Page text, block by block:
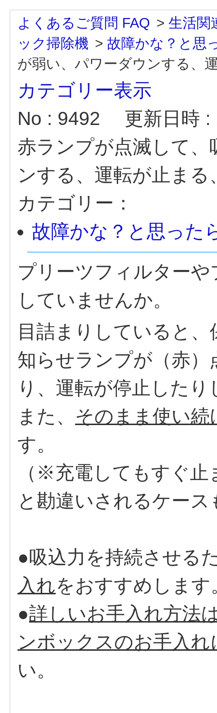
よくあるご質問 FAQ > 生活関
ック掃除機 > 故障かな？と思
が弱い、パワーダウンする、
カテゴリー表示
No : 9492
更新日時
赤ランプが点滅して
ンする、運転が止まる
カテゴリー：
故障かな？と思った
プリーツフィルター
していませんか。
目詰まりしていると、
知らせランプが（赤
り、運転が停止したり
また、 そのまま使い
す。
（※充電してもすぐ
と勘違いされるケー
●吸込力を持続させる
入れをおすすめします
●詳しいお手入れ方法
ンボックスのお手入れ
い。